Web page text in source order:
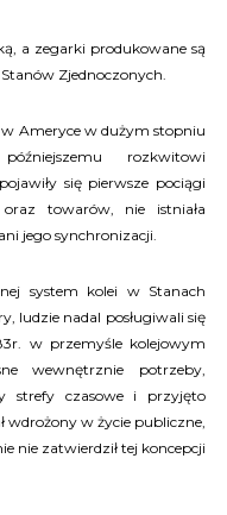
a zegarki produkowane są
Zjednoczonych.
Ameryce w dużym stopniu
rozkwitowi
się pierwsze pociągi
towarów, nie istniała
jego synchronizacji.
system kolei w Stanach
ludzie nadal posługiwali się
w przemyśle kolejowym
wewnętrznie potrzeby,
strefy czasowe i przyjęto
wdrożony w życie publiczne,
nie zatwierdził tej koncepcji